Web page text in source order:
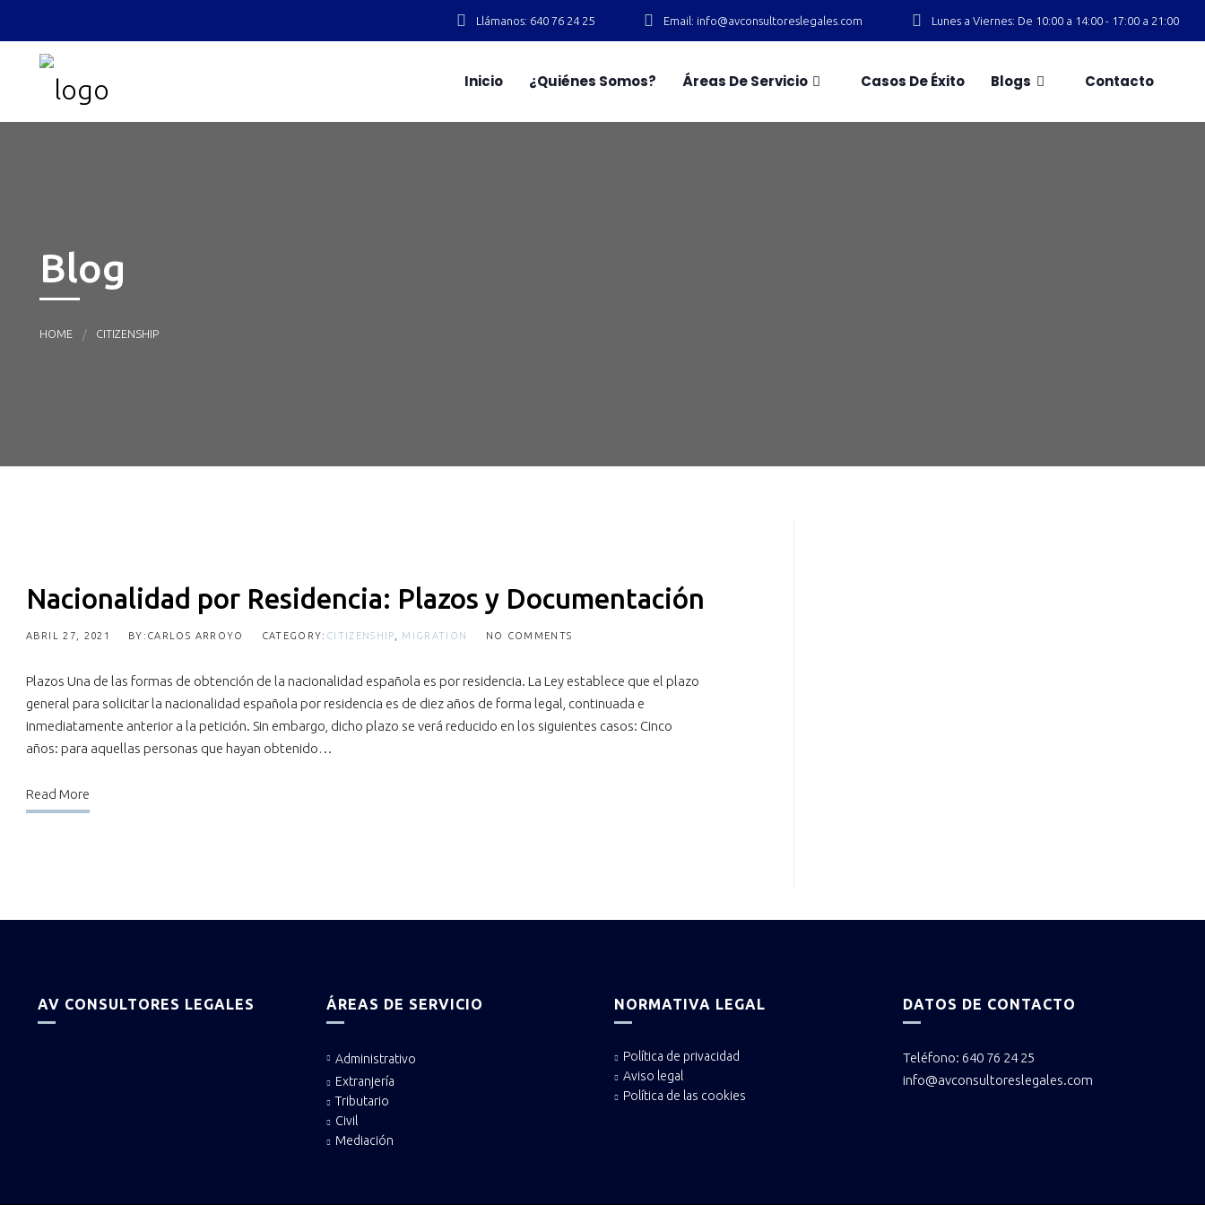
Llámanos: 640 76 24 25 Email: info@avconsultoreslegales.com Lunes a Viernes: De 10:00 a 14:00 - 17:00 a 21:00
Inicio ¿Quiénes Somos? Áreas De Servicio Casos De Éxito Blogs Contacto
Blog
HOME CITIZENSHIP
Nacionalidad por Residencia: Plazos y Documentación
ABRIL 27, 2021 BY:CARLOS ARROYO CATEGORY: CITIZENSHIP MIGRATION NO COMMENTS
Plazos Una de las formas de obtención de la nacionalidad española es por residencia. La Ley establece que el plazo
general para solicitar la nacionalidad española por residencia es de diez años de forma legal, continuada e
inmediatamente anterior a la petición. Sin embargo, dicho plazo se verá reducido en los siguientes casos: Cinco
años: para aquellas personas que hayan obtenido…
Read More
AV CONSULTORES LEGALES ÁREAS DE SERVICIO
Administrativo
Extranjería
Tributario
Civil
Mediación
NORMATIVA LEGAL
Política de privacidad
Aviso legal
Política de las cookies
DATOS DE CONTACTO
Teléfono: 640 76 24 25
info@avconsultoreslegales.com